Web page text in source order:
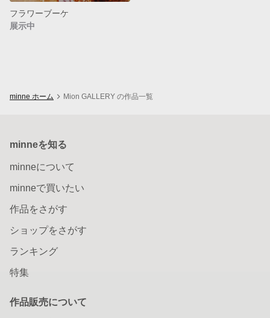
フラワーブーケ
展示中
minne ホーム Mion GALLERY の作品一覧
minneを知る
minneについて
minneで買いたい
作品をさがす
ショップをさがす
ランキング
特集
作品販売について